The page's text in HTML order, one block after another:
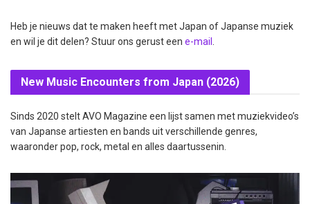
Heb je nieuws dat te maken heeft met Japan of Japanse muziek
en wil je dit delen? Stuur ons gerust een e-mail
New Music Encounters from Japan (2026)
Sinds 2020 stelt AVO Magazine een lijst samen met muziekvideo’s
van Japanse artiesten en bands uit verschillende genres,
waaronder pop, rock, metal en alles daartussenin.